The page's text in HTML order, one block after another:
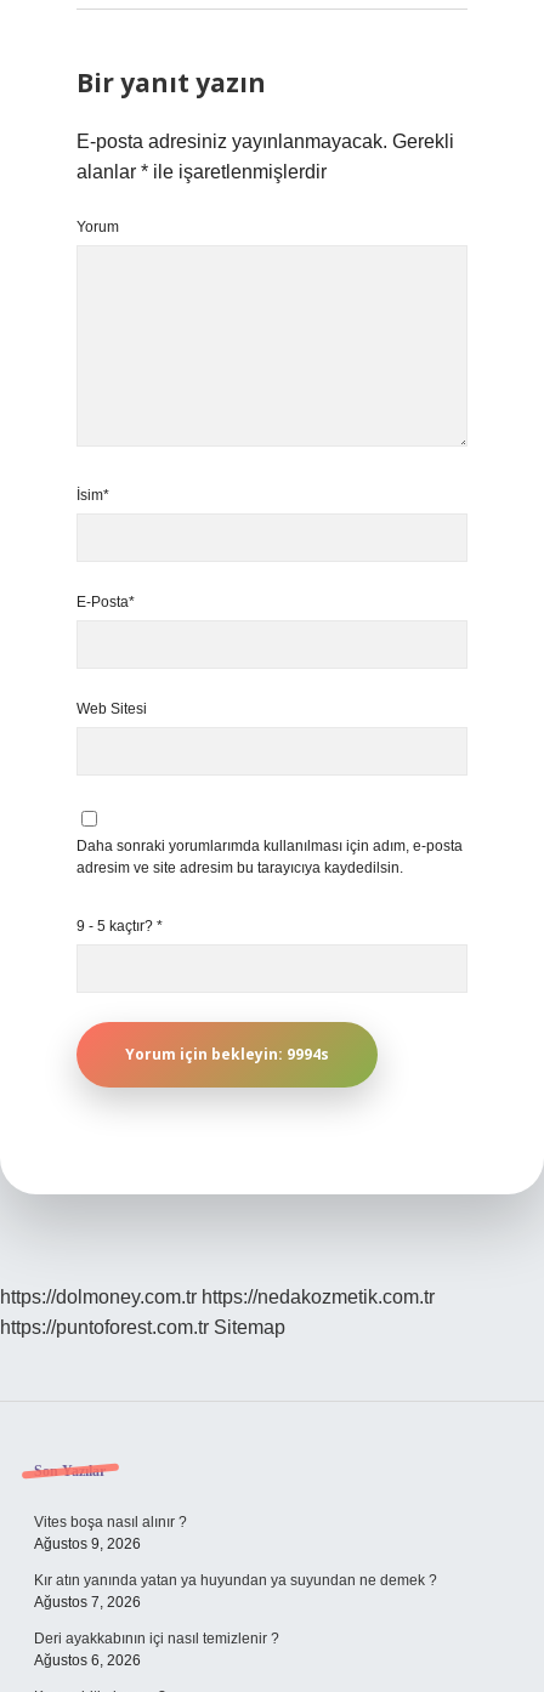
Bir yanıt yazın
E-posta adresiniz yayınlanmayacak. Gerekli
alanlar * ile işaretlenmişlerdir
Yorum
İsim*
E-Posta*
Web Sitesi
Daha sonraki yorumlarımda kullanılması için adım, e-posta
adresim ve site adresim bu tarayıcıya kaydedilsin.
9 - 5 kaçtır? *
https://dolmoney.com.tr https://nedakozmetik.com.tr
https://puntoforest.com.tr Sitemap
Sidebar
Son Yazılar
Vites boşa nasıl alınır ?
Ağustos 9, 2026
Kır atın yanında yatan ya huyundan ya suyundan ne demek ?
Ağustos 7, 2026
Deri ayakkabının içi nasıl temizlenir ?
Ağustos 6, 2026